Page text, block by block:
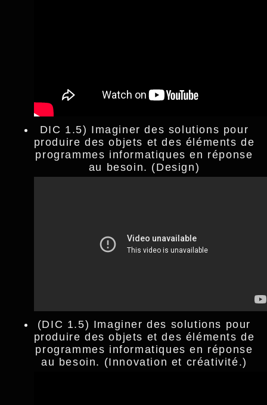
DIC 1.5) Imaginer des solutions pour
produire des objets et des éléments de
programmes informatiques en réponse
au besoin. (Design)
(DIC 1.5) Imaginer des solutions pour
produire des objets et des éléments de
programmes informatiques en réponse
au besoin. (Innovation et créativité.)